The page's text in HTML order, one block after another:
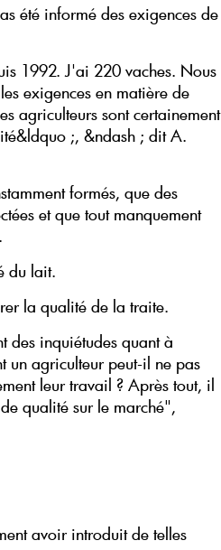
été informé des exigences de
1992. J'ai 220 vaches. Nous
exigences en matière de
agriculteurs sont certainement
;, &ndash ; dit A.
formés, que des
et que tout manquement
du lait.
la qualité de la traite.
des inquiétudes quant à
un agriculteur peut-il ne pas
leur travail ? Après tout, il
qualité sur le marché",
avoir introduit de telles